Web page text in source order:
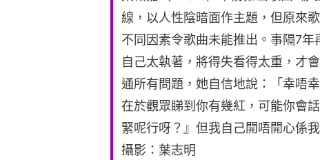
線，以人性陰暗面作主題，但原來
不同因素令歌曲未能推出。事隔7
自己太執著，將得失看得太重，才
通所有問題，她自信地說：「幸唔
在於觀眾睇到你有幾紅，可能你會
緊呢行呀？』但我自己開唔開心係我
攝影：葉志明